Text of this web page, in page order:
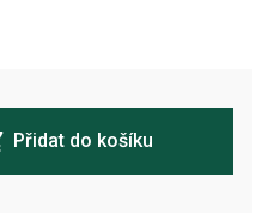
Přidat do košíku